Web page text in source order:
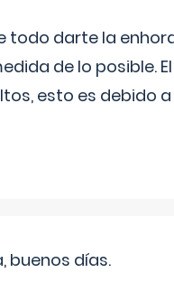
todo darte la
de lo posible.
esto es debido
buenos días.